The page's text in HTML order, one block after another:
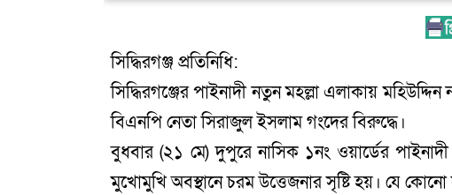
সিদ্ধিরগঞ্জ প্রতিনিধি:
সিদ্ধিরগঞ্জের পাইনাদী নতুন মহল্লা এলাকায়
বিএনপি নেতা সিরাজুল ইসলাম গংদের বিরুদ্ধে।
বুধবার (২১ মে) দুপুরে নাসিক ১নং ওয়ার্ডের
মুখোমুখি অবস্থানে চরম উত্তেজনার সৃষ্টি হয়। যে কোনো